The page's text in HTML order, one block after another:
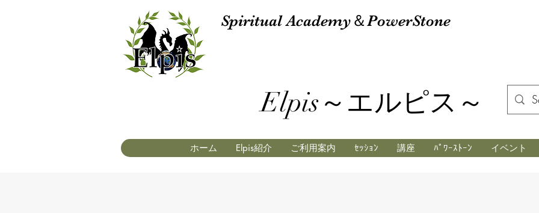
Spiritual Academy＆PowerStone
Elpis～エルピス～
ホーム Elpis紹介 ご利用案内 ｾｯｼｮﾝ 講座 ﾊﾟﾜｰｽﾄｰﾝ イベント